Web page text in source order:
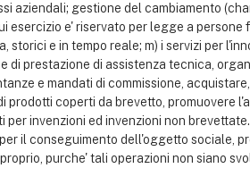
aziendali; gestione del cambiamento
e' riservato per legge a
storici e in tempo reale; m) i servizi per
di prestazione di assistenza tecnica,
e mandati di commissione,
coperti da brevetto, promuovere
invenzioni ed invenzioni non
il conseguimento dell'oggetto sociale,
purche' tali operazioni non siano